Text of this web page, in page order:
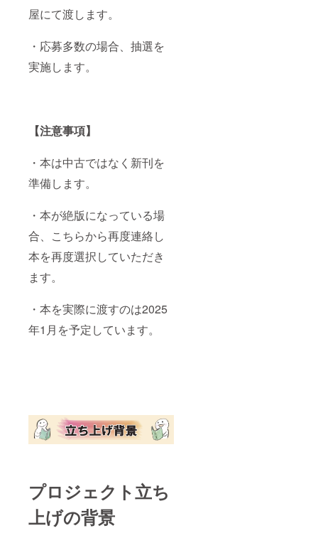
屋にて渡します。
・応募多数の場合、抽選を
実施します。
【注意事項】
・本は中古ではなく新刊を
準備します。
・本が絶版になっている場
合、こちらから再度連絡し
本を再度選択していただき
ます。
・本を実際に渡すのは2025
年1月を予定しています。
プロジェクト立ち
上げの背景